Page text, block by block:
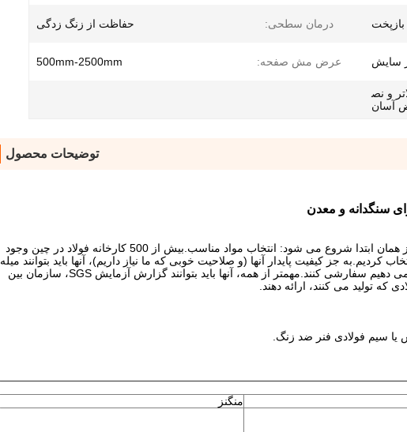
بازپخت درمان سطحی: حفاظت از زنگ زدگی
سایش عرض مش صفحه: 500mm-2500mm
و نص
آسان
توضیحات محصول
سنگدانه و معدن
سیستم کنترل کیفیت دقیق شرکت Mam Ba Wire Mesh MFG از همان ابتدا شروع می شود: انتخاب مواد مناسب.بیش از 500 کارخانه فولاد در چین وجود
خود انتخاب کردیم.به جز کیفیت پایدار آنها (و صلاحیت خوبی که ما نیاز داریم)، ​​آنها باید بتوانند میله
های سیم فولادی را مطابق با نسبت های ترکیب درستی که ارائه می دهیم سفارشی کنند.مهمتر از همه، آنها باید بتوانند گزارش آزمایش SGS، سازمان بین
تولید می کنند، ارائه دهند.
یا سیم فولادی فنر ضد زنگ.
منگنز